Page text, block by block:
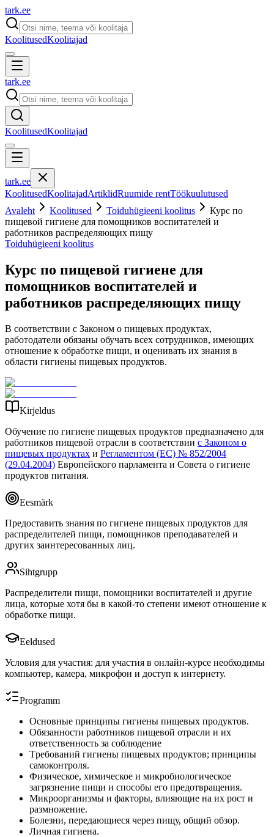
tark.ee
KoolitusedKoolitajad
tark.ee
KoolitusedKoolitajad
tark.ee
KoolitusedKoolitajadArtiklidRuumide rentTöökuulutused
Avaleht
Koolitused Toiduhügieeni koolitus
Курс по
пищевой гигиене для помощников воспитателей и
работников распределяющих пищу
Toiduhügieeni koolitus
Курс по пищевой гигиене для
помощников воспитателей и
работников распределяющих пищу
В соответствии с Законом о пищевых продуктах,
работодатели обязаны обучать всех сотрудников, имеющих
отношение к обработке пищи, и оценивать их знания в
области гигиены пищевых продуктов.
Kirjeldus
Обучение по гигиене пищевых продуктов предназначено для
работников пищевой отрасли в соответствии с Законом о
пищевых продуктах и Регламентом (ЕС) № 852/2004
(29.04.2004) Европейского парламента и Совета о гигиене
продуктов питания.
Eesmärk
Предоставить знания по гигиене пищевых продуктов для
распределителей пищи, помощников преподавателей и
других заинтересованных лиц.
Sihtgrupp
Распределители пищи, помощники воспитателей и другие
лица, которые хотя бы в какой-то степени имеют отношение к
обработке пищи.
Eeldused
Условия для участия: для участия в онлайн-курсе необходимы
компьютер, камера, микрофон и доступ к интернету.
Programm
Основные принципы гигиены пищевых продуктов.
Обязанности работников пищевой отрасли и их
ответственность за соблюдение
Tребований гигиены пищевых продуктов; принципы
самоконтроля.
Физическое, химическое и микробиологическое
загрязнение пищи и способы его предотвращения.
Микроорганизмы и факторы, влияющие на их рост и
размножение.
Болезни, передающиеся через пищу, общий обзор.
Личная гигиена.